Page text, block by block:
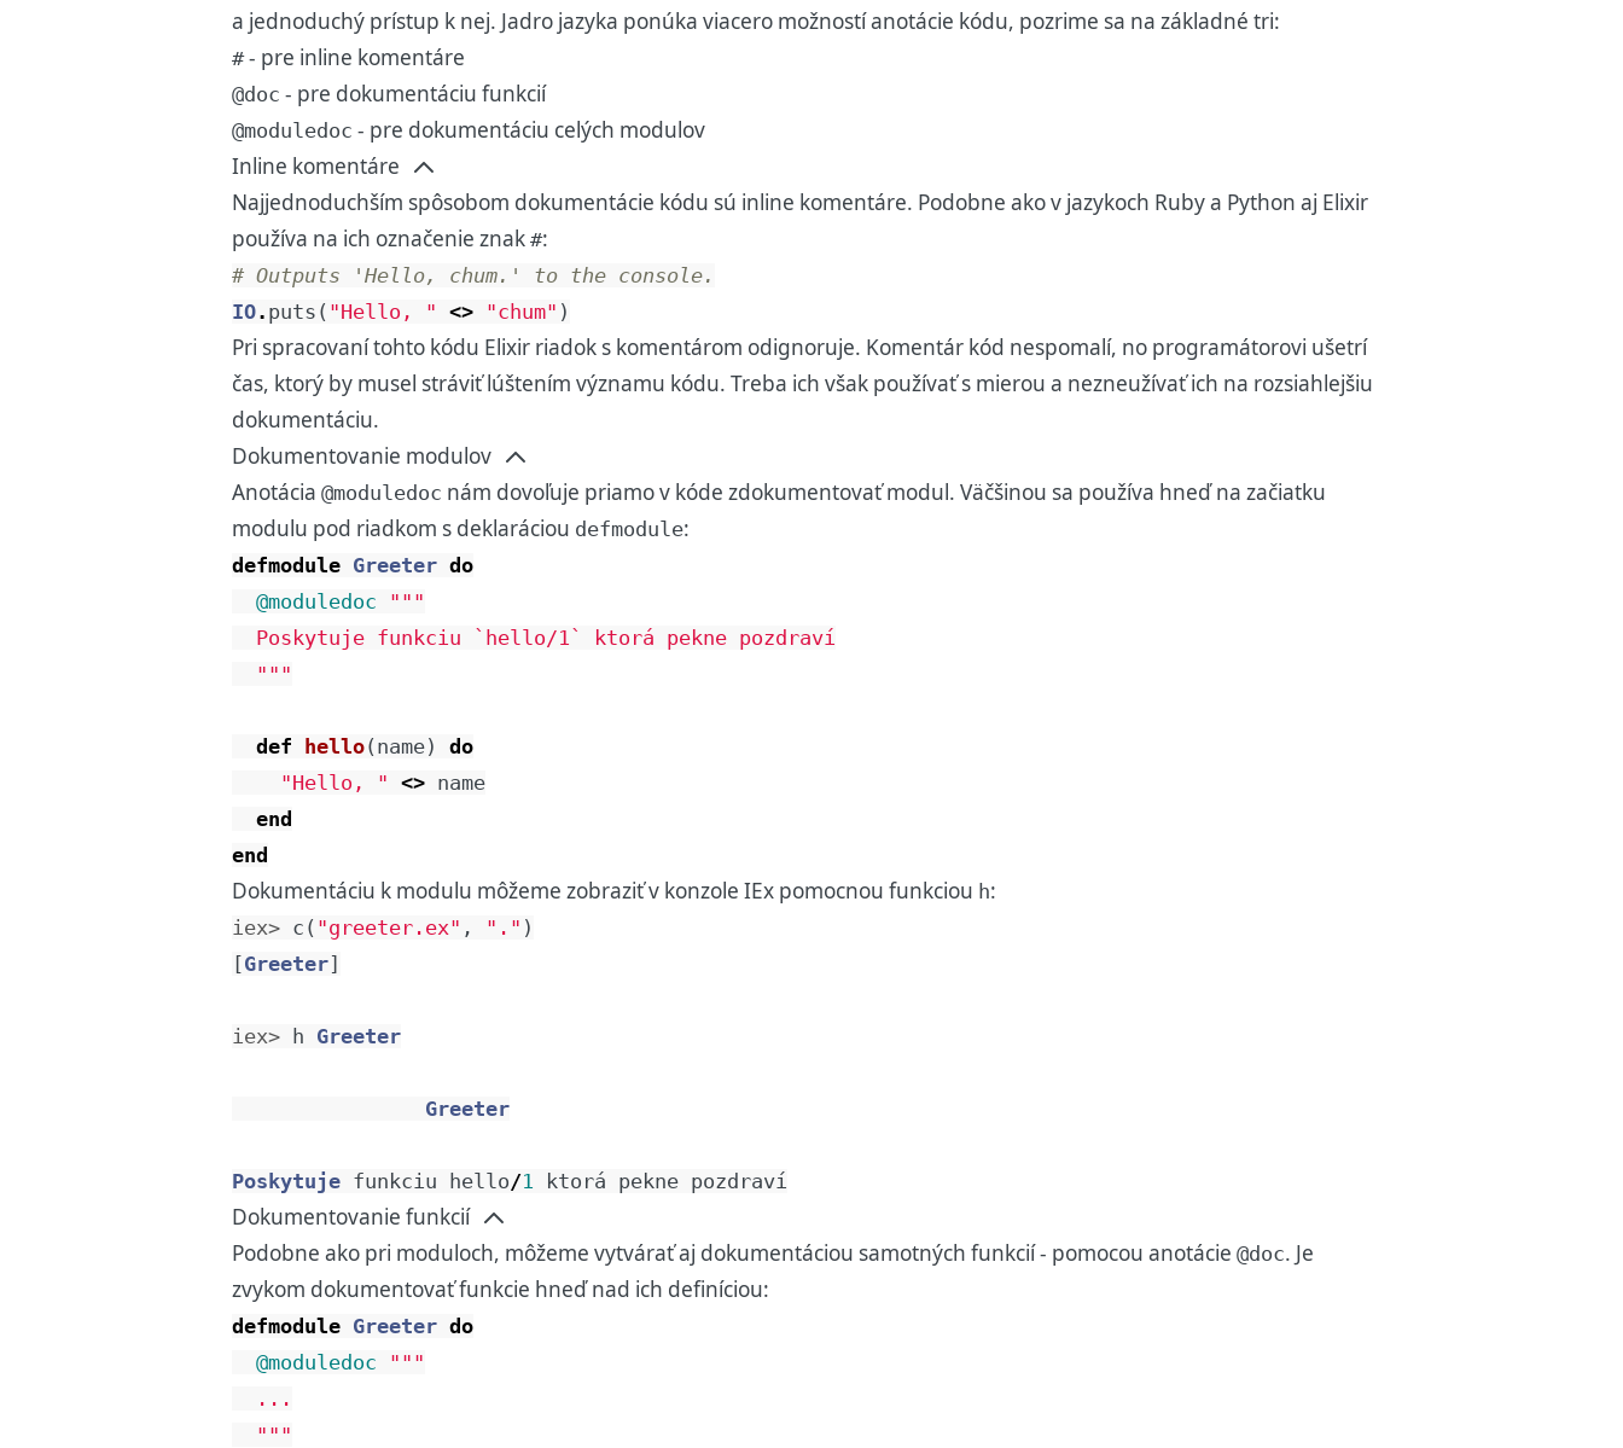
a jednoduchý prístup k nej. Jadro jazyka ponúka viacero možností anotácie kódu, pozrime sa na základné tri:
#- pre inline komentáre
@doc - pre dokumentáciu funkcií
@moduledoc - pre dokumentáciu celých modulov
Inline komentáre
Najjednoduchším spôsobom dokumentácie kódu sú inline komentáre. Podobne ako v jazykoch Ruby a Python aj Elixir
používa na ich označenie znak #:
# Outputs 'Hello, chum.' to the console.
IO. puts ( "Hello, " <> "chum" )
Pri spracovaní tohto kódu Elixir riadok s komentárom odignoruje. Komentár kód nespomalí, no programátorovi ušetrí
čas, ktorý by musel stráviť lúštením významu kódu. Treba ich však používať s mierou a nezneužívať ich na rozsiahlejšiu
dokumentáciu.
Dokumentovanie modulov
Anotácia @moduledoc nám dovoľuje priamo v kóde zdokumentovať modul. Väčšinou sa používa hneď na začiatku
modulu pod riadkom s deklaráciou defmodule:
defmodule Greeter do
@moduledoc
"""
  Poskytuje funkciu `hello/1` ktorá pekne pozdraví
  """
def hello( name)
do
"Hello, " <> name
end
end
Dokumentáciu k modulu môžeme zobraziť v konzole IEx pomocnou funkciou h:
iex> c ( "greeter.ex" , "." )
[Greeter]
iex> h Greeter
Greeter
Poskytuje funkciu hello/1 ktorá pekne pozdraví
Dokumentovanie funkcií
Podobne ako pri moduloch, môžeme vytvárať aj dokumentáciou samotných funkcií - pomocou anotácie @doc. Je
zvykom dokumentovať funkcie hneď nad ich definíciou:
defmodule Greeter do
@moduledoc
"""
  ...
  """